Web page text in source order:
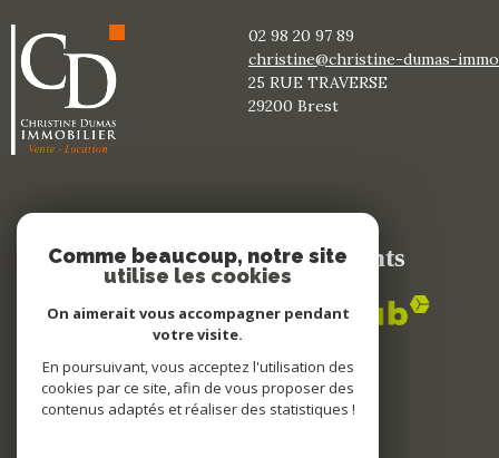
02 98 20 97 89
christine@christine-dumas-
25 RUE TRAVERSE
29200 brest
Adhérents
Comme beaucoup, notre site
utilise les cookies
On aimerait vous accompagner pendant
votre visite.
En poursuivant, vous acceptez l'utilisation des
cookies par ce site, afin de vous proposer des
contenus adaptés et réaliser des statistiques !